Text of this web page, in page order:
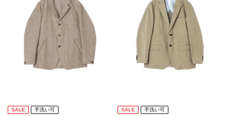
SALE 手洗い可 SALE 手洗い可